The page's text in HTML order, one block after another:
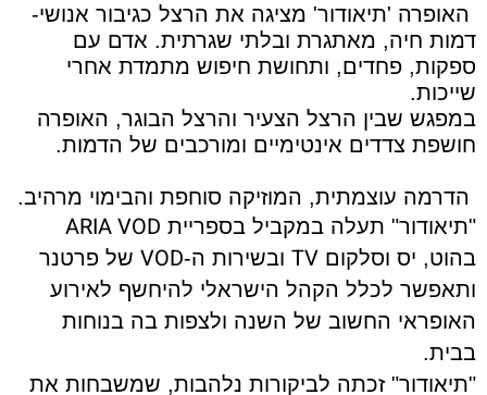
האופרה 'תיאודור' מציגה את הרצל כגיבור אנושי-
דמות חיה, מאתגרת ובלתי שגרתית. אדם עם
ספקות, פחדים, ותחושת חיפוש מתמדת אחרי
שייכות.
במפגש שבין הרצל הצעיר והרצל הבוגר, האופרה
חושפת צדדים אינטימיים ומורכבים של הדמות.
הדרמה עוצמתית, המוזיקה סוחפת והבימוי מרהיב.
"תיאודור" תעלה במקביל בספריית ARIA VOD
בהוט, יס וסלקום TV ובשירות ה-VOD של פרטנר
ותאפשר לכלל הקהל הישראלי להיחשף לאירוע
האופראי החשוב של השנה ולצפות בה בנוחות
בבית.
"תיאודור" זכתה לביקורות נלהבות, שמשבחות את